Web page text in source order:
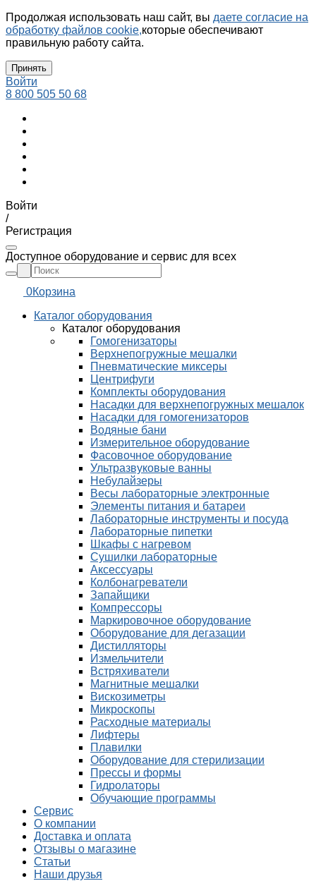
Продолжая использовать наш сайт, вы даете согласие на
обработку файлов cookie,которые обеспечивают
правильную работу сайта.
Принять
Войти
8 800 505 50 68
Войти
/
Регистрация
Доступное оборудование и сервис для всех
0Корзина
Каталог оборудования
Каталог оборудования
Гомогенизаторы
Верхнепогружные мешалки
Пневматические миксеры
Центрифуги
Комплекты оборудования
Насадки для верхнепогружных мешалок
Насадки для гомогенизаторов
Водяные бани
Измерительное оборудование
Фасовочное оборудование
Ультразвуковые ванны
Небулайзеры
Весы лабораторные электронные
Элементы питания и батареи
Лабораторные инструменты и посуда
Лабораторные пипетки
Шкафы с нагревом
Сушилки лабораторные
Аксессуары
Колбонагреватели
Запайщики
Компрессоры
Маркировочное оборудование
Оборудование для дегазации
Дистилляторы
Измельчители
Встряхиватели
Магнитные мешалки
Вискозиметры
Микроскопы
Расходные материалы
Лифтеры
Плавилки
Оборудование для стерилизации
Прессы и формы
Гидролаторы
Обучающие программы
Сервис
О компании
Доставка и оплата
Отзывы о магазине
Статьи
Наши друзья